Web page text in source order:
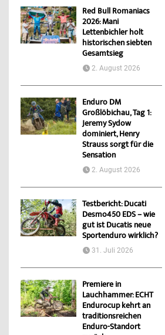
Red Bull Romaniacs
2026: Mani
Lettenbichler holt
historischen siebten
Gesamtsieg
2. August 2026
Enduro DM
Großlöbichau, Tag 1:
Jeremy Sydow
dominiert, Henry
Strauss sorgt für die
Sensation
2. August 2026
Testbericht: Ducati
Desmo450 EDS – wie
gut ist Ducatis neue
Sportenduro wirklich?
31. Juli 2026
Premiere in
Lauchhammer: ECHT
Endurocup kehrt an
traditionsreichen
Enduro-Standort